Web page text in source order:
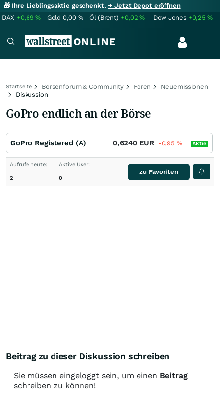
🎁 Ihre Lieblingsaktie geschenkt.→ Jetzt Depot eröffnen
DAX +0,69% Gold 0,00 % Öl (Brent) +0,02% Dow Jones +0,25%
Startseite Börsenforum & Community Foren
Neuemissionen
Diskussion
GoPro endlich an der Börse
GoPro Registered (A) 0,6240 EUR -0,95 % Aktie
Aufrufe heute:
2
Aktive User:
0
zu Favoriten
Beitrag zu dieser Diskussion schreiben
Sie müssen eingeloggt sein, um einen Beitrag
schreiben zu können!